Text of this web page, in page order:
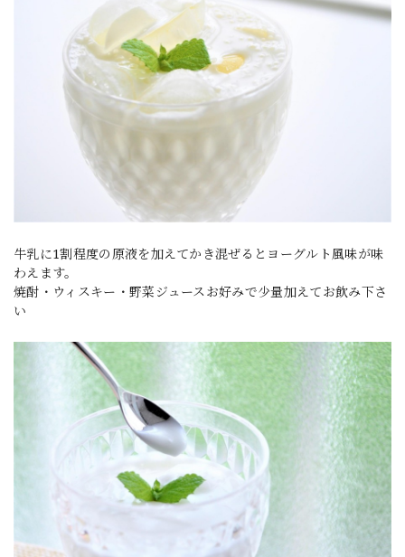
牛乳に1割程度の原液を加えてかき混ぜるとヨーグルト風味が味
わえます。
焼酎・ウィスキー・野菜ジュースお好みで少量加えてお飲み下さ
い